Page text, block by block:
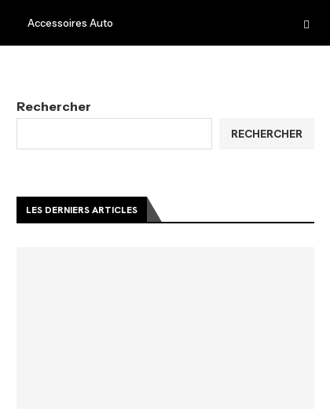
Accessoires Auto
Rechercher
RECHERCHER
LES DERNIERS ARTICLES